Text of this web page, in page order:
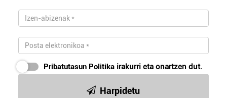
Pribatutasun Politika irakurri eta onartzen dut.
Harpidetu